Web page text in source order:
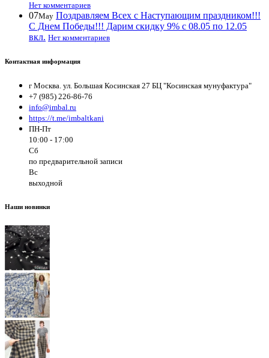
Нет комментариев
07May Поздравляем Всех с Наступающим праздником!!!
С Днем Победы!!! Дарим скидку 9% с 08.05 по 12.05
вкл. Нет комментариев
Контактная информация
г Москва. ул. Большая Косинская 27 БЦ "Косинская мунуфактура"
+7 (985) 226-86-76
info@imbal.ru
https://t.me/imbaltkani
ПН-Пт
10:00 - 17:00
Сб
по предварительной записи
Вс
выходной
Наши новинки